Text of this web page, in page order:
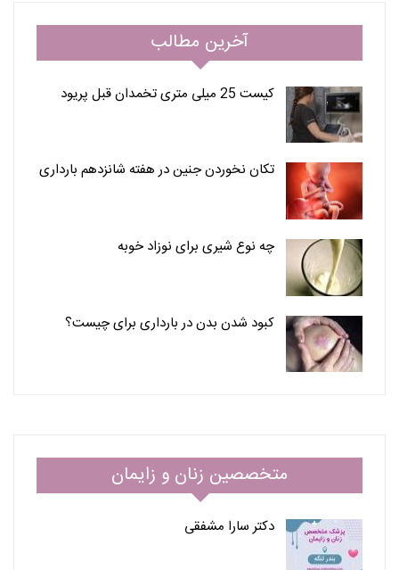
آخرین مطالب
کیست 25 میلی متری تخمدان قبل پریود
تکان نخوردن جنین در هفته شانزدهم بارداری
چه نوع شیری برای نوزاد خوبه
کبود شدن بدن در بارداری برای چیست؟
متخصصین زنان و زایمان
دکتر سارا مشفقی